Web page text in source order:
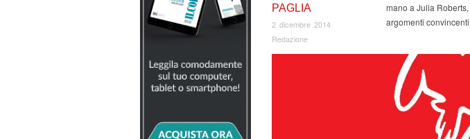
PAGLIA
2 dicembre 2014
Redazione
mano a Julia
argomenti